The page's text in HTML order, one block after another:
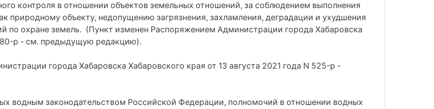
контроля в отношении объектов земельных отношений, за соблюдением выполнения
природному объекту, недопущению загрязнения, захламления, деградации и ухудшения
по охране земель. (Пункт изменен Распоряжением Администрации города Хабаровска
р - см. предыдущую редакцию).
города Хабаровска Хабаровского края от 13 августа 2021 года N 525-р -
водным законодательством Российской Федерации, полномочий в отношении водных